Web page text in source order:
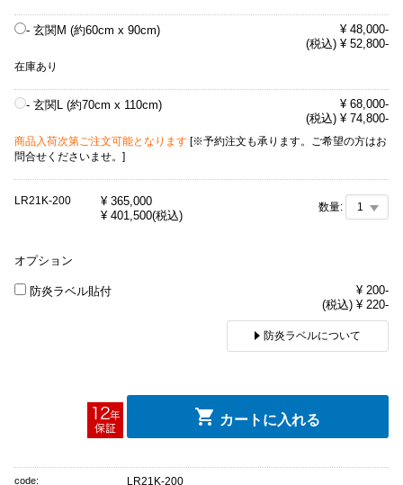
- 玄関M (約60cm x 90cm)
¥ 48,000-
(税込) ¥ 52,800-
在庫あり
- 玄関L (約70cm x 110cm)
¥ 68,000-
(税込) ¥ 74,800-
商品入荷次第ご注文可能となります [※予約注文も承ります。ご希望の方はお
問合せくださいませ。]
LR21K-200 ¥ 365,000
¥ 401,500(税込)
数量:
オプション
防炎ラベル貼付
¥ 200-
(税込) ¥ 220-
防炎ラベルについて
カートに入れる
code: LR21K-200